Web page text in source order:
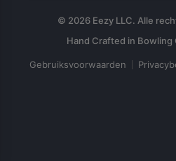
© 2026 Eezy LLC. Alle
Gebruiksvoorwaarden